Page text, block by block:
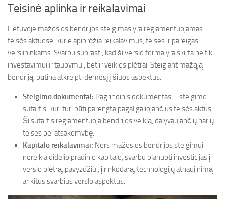
Teisinė aplinka ir reikalavimai
Lietuvoje mažosios bendrijos steigimas yra reglamentuojamas
teisės aktuose, kurie apibrėžia reikalavimus, teises ir pareigas
verslininkams. Svarbu suprasti, kad ši verslo forma yra skirta ne tik
investavimui ir taupymui, bet ir veiklos plėtrai. Steigiant mažąją
bendriją, būtina atkreipti dėmesį į šiuos aspektus:
Steigimo dokumentai: Pagrindinis dokumentas – steigimo
sutartis, kuri turi būti parengta pagal galiojančius teisės aktus.
Ši sutartis reglamentuoja bendrijos veiklą, dalyvaujančių narių
teises bei atsakomybę.
Kapitalo reikalavimai: Nors mažosios bendrijos steigimui
nereikia didelio pradinio kapitalo, svarbu planuoti investicijas į
verslo plėtrą, pavyzdžiui, į rinkodarą, technologijų atnaujinimą
ar kitus svarbius verslo aspektus.